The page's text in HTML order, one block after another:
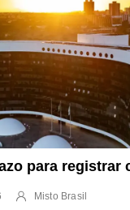
para registrar
Misto Brasil